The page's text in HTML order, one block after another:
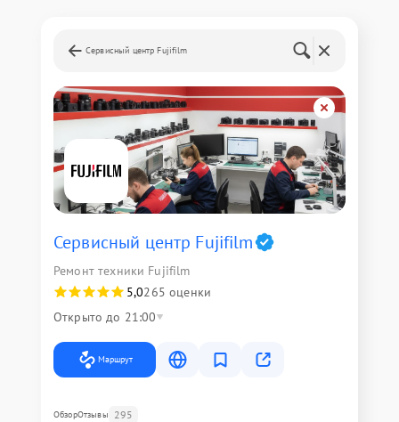
Сервисный центр Fujifilm
Сервисный центр Fujifilm
Ремонт техники Fujifilm
5,0265 оценки
Открыто до 21:00
Маршрут
ОбзорОтзывы 295